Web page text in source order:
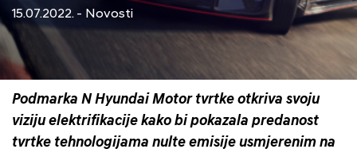
15.07.2022. - Novosti
Podmarka N Hyundai Motor tvrtke otkriva svoju
viziju elektrifikacije kako bi pokazala predanost
tvrtke tehnologijama nulte emisije usmjerenim na